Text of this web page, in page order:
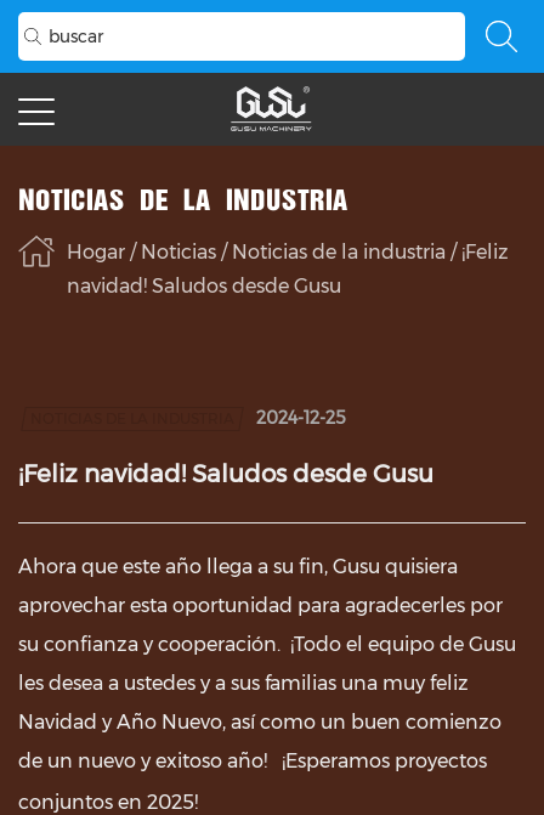
NOTICIAS DE LA INDUSTRIA
Hogar / Noticias / Noticias de la industria / ¡Feliz
navidad! Saludos desde Gusu
2024-12-25
¡Feliz navidad! Saludos desde Gusu
Ahora que este año llega a su fin, Gusu quisiera
aprovechar esta oportunidad para agradecerles por
su confianza y cooperación. ¡Todo el equipo de Gusu
les desea a ustedes y a sus familias una muy feliz
Navidad y Año Nuevo, así como un buen comienzo
de un nuevo y exitoso año! ¡Esperamos proyectos
conjuntos en 2025!